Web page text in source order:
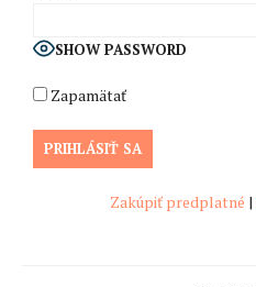
SHOW PASSWORD
Zapamätať
Zakúpiť predplatné |